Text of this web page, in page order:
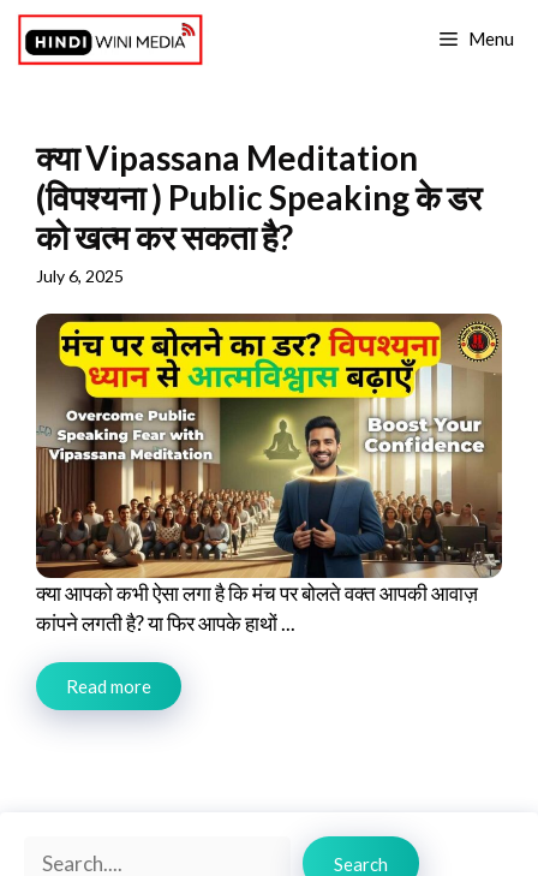
Skip
content
Menu
क्या Vipassana Meditation
(विपश्यना ) Public Speaking के डर
को खत्म कर सकता है?
July 6, 2025
क्या आपको कभी ऐसा लगा है कि मंच पर बोलते वक्त आपकी आवाज़
कांपने लगती है? या फिर आपके हाथों ...
Read more
Search
Search